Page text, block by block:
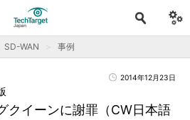
SD-WAN 事例
2014年12月23日
クイーンに謝罪（CW日本語